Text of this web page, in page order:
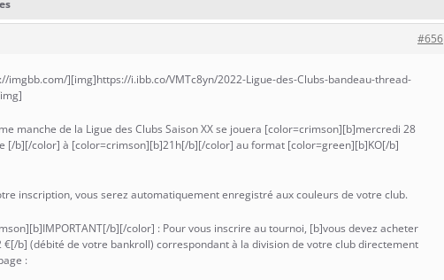
#656
imgbb.com/][img]https://i.ibb.co/VMTc8yn/2022-Ligue-des-Clubs-bandeau-thread-
manche de la Ligue des Clubs Saison XX se jouera [color=crimson][b]mercredi 28
[/b][/color] à [color=crimson][b]21h[/b][/color] au format [color=green][b]KO[/b]
inscription, vous serez automatiquement enregistré aux couleurs de votre club.
b][/color] : Pour vous inscrire au tournoi, [b]vous devez acheter
€[/b] (débité de votre bankroll) correspondant à la division de votre club directement
: